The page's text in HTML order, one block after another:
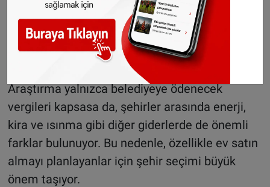
birlikte birçok şehirde bu miktarın değişmesi
bekleniyor.
Şehirler arasında yaşam maliyetleri farklılık
Araştırma yalnızca belediyeye ödenecek
vergileri kapsasa da, şehirler arasında enerji,
kira ve ısınma gibi diğer giderlerde de önemli
farklar bulunuyor. Bu nedenle, özellikle ev satın
almayı planlayanlar için şehir seçimi büyük
önem taşıyor.